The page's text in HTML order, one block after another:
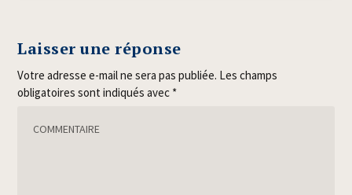
Laisser une réponse
Votre adresse e-mail ne sera pas publiée. Les champs
obligatoires sont indiqués avec *